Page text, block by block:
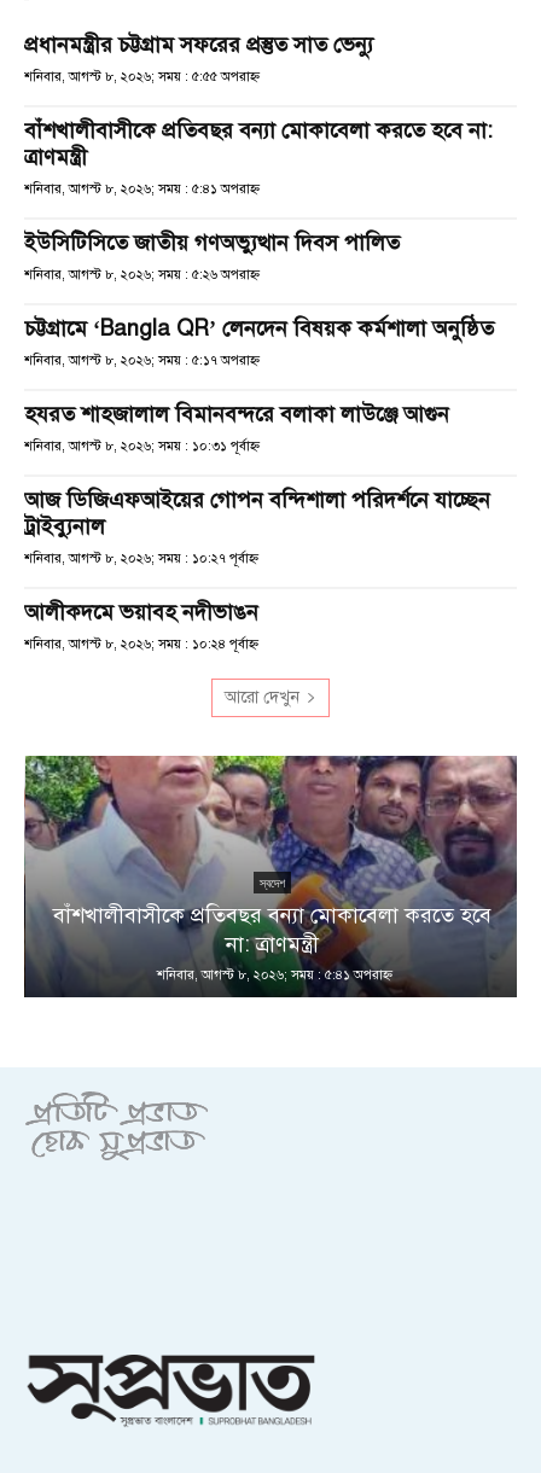
প্রধানমন্ত্রীর চট্টগ্রাম সফরের প্রস্তুত সাত ভেন্যু
শনিবার, আগস্ট ৮, ২০২৬; সময় : ৫:৫৫ অপরাহ্ণ
বাঁশখালীবাসীকে প্রতিবছর বন্যা মোকাবেলা করতে হবে না:
ত্রাণমন্ত্রী
শনিবার, আগস্ট ৮, ২০২৬; সময় : ৫:৪১ অপরাহ্ণ
ইউসিটিসিতে জাতীয় গণঅভ্যুত্থান দিবস পালিত
শনিবার, আগস্ট ৮, ২০২৬; সময় : ৫:২৬ অপরাহ্ণ
চট্টগ্রামে ‘Bangla QR’ লেনদেন বিষয়ক কর্মশালা অনুষ্ঠিত
শনিবার, আগস্ট ৮, ২০২৬; সময় : ৫:১৭ অপরাহ্ণ
হযরত শাহজালাল বিমানবন্দরে বলাকা লাউঞ্জে আগুন
শনিবার, আগস্ট ৮, ২০২৬; সময় : ১০:৩১ পূর্বাহ্ণ
আজ ডিজিএফআইয়ের গোপন বন্দিশালা পরিদর্শনে যাচ্ছেন
ট্রাইব্যুনাল
শনিবার, আগস্ট ৮, ২০২৬; সময় : ১০:২৭ পূর্বাহ্ণ
আলীকদমে ভয়াবহ নদীভাঙন
শনিবার, আগস্ট ৮, ২০২৬; সময় : ১০:২৪ পূর্বাহ্ণ
আরো দেখুন
স্বদেশ
বাঁশখালীবাসীকে প্রতিবছর বন্যা মোকাবেলা করতে হবে
না: ত্রাণমন্ত্রী
শনিবার, আগস্ট ৮, ২০২৬; সময় : ৫:৪১ অপরাহ্ণ